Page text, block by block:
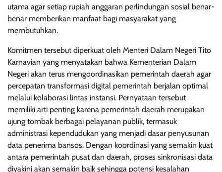
utama agar setiap rupiah anggaran perlindungan sosial benar-
benar memberikan manfaat bagi masyarakat yang
membutuhkan.
Komitmen tersebut diperkuat oleh Menteri Dalam Negeri Tito
Karnavian yang menyatakan bahwa Kementerian Dalam
Negeri akan terus mengoordinasikan pemerintah daerah agar
percepatan transformasi digital pemerintah berjalan optimal
melalui kolaborasi lintas instansi. Pernyataan tersebut
memiliki arti penting karena pemerintah daerah merupakan
ujung tombak berbagai pelayanan publik, termasuk
administrasi kependudukan yang menjadi dasar penyusunan
data penerima bansos. Dengan koordinasi yang semakin kuat
antara pemerintah pusat dan daerah, proses sinkronisasi data
diyakini akan semakin baik sehingga potensi kesalahan